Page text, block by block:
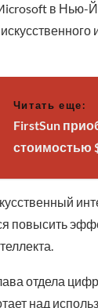
в
Читать еще:
FirstSun
стоимостью
повысить
отдела
над